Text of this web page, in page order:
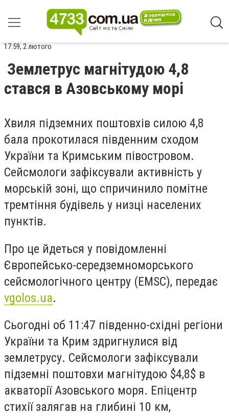
17:59, 2 лютого
Землетрус магнітудою 4,8
стався в Азовському морі
Хвиля підземних поштовхів силою 4,8
бала прокотилася південним сходом
України та Кримським півостровом.
Сейсмологи зафіксували активність у
морській зоні, що спричинило помітне
тремтіння будівель у низці населених
пунктів.
Про це йдеться у повідомленні
Європейсько-середземноморського
сейсмологічного центру (EMSC), передає
vgolos.ua.
Сьогодні об 11:47 південно-східні регіони
України та Крим здригнулися від
землетрусу. Сейсмологи зафіксували
підземні поштовхи магнітудою $4,8$ в
акваторії Азовського моря. Епіцентр
стихії залягав на глибині 10 км,